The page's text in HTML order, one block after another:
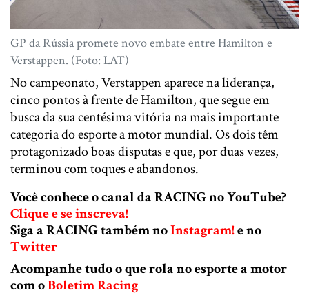
GP da Rússia promete novo embate entre Hamilton e
Verstappen. (Foto: LAT)
No campeonato, Verstappen aparece na liderança,
cinco pontos à frente de Hamilton, que segue em
busca da sua centésima vitória na mais importante
categoria do esporte a motor mundial. Os dois têm
protagonizado boas disputas e que, por duas vezes,
terminou com toques e abandonos.
Você conhece o canal da RACING no YouTube?
Clique e se inscreva!
Siga a RACING também noInstagram!e no
Twitter
Acompanhe tudo o que rola no esporte a motor
com oBoletim Racing